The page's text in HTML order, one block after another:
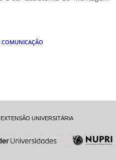
COMUNICAÇÃO
UNIVERSITÁRIA